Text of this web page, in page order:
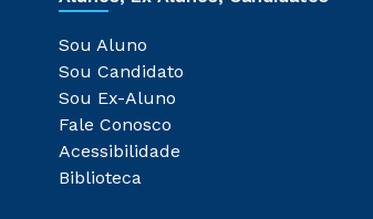
Sou Aluno
Sou Candidato
Sou Ex-Aluno
Fale Conosco
Acessibilidade
Biblioteca